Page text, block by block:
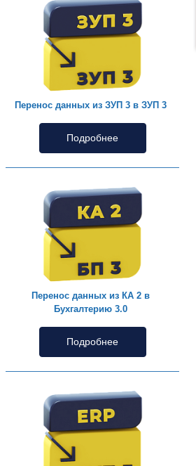
Перенос данных из ЗУП 3 в ЗУП 3
Подробнее
Перенос данных из КА 2 в
Бухгалтерию 3.0
Подробнее